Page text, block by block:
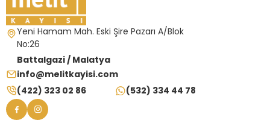
Yeni Hamam Mah. Eski Şire Pazarı A/Blok
No:26
Battalgazi / Malatya
info@melitkayisi.com
(422) 323 02 86
(532) 334 44 78